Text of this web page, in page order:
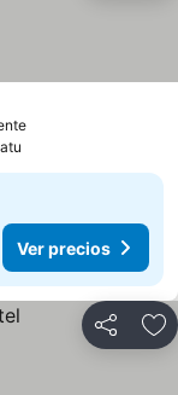
Ver precios
Ver precios
Compartir